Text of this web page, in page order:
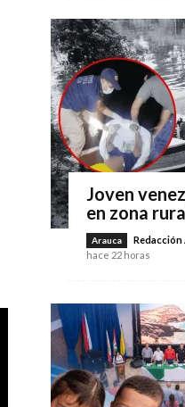
Joven
en zona
Arauca Redacción
hace 22 horas